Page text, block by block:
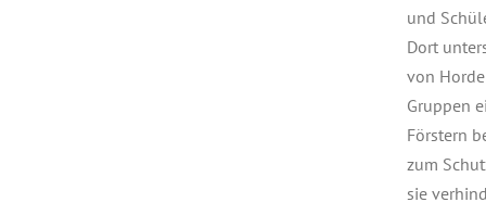
und
Dort
von
Gruppen
Förstern
zum
sie